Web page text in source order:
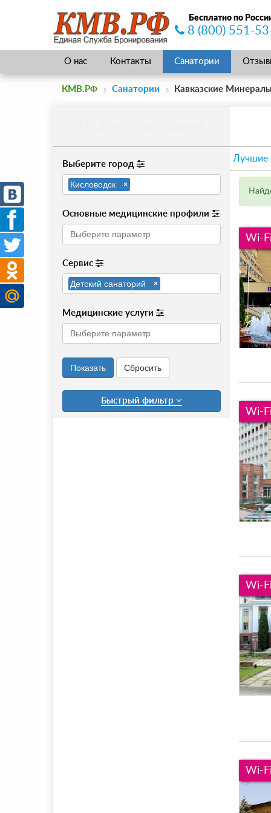
Бесплатно по
8 (800) 551-
О нас Контакты Санатории
КМВ.РФ Санатории Кавказские
Выберите город
Кисловодск ×
Основные медицинские профили
Сервис
Детский санаторий ×
Медицинские услуги
Быстрый фильтр
Лучшие
Wi-
Wi-
Wi-
Wi-